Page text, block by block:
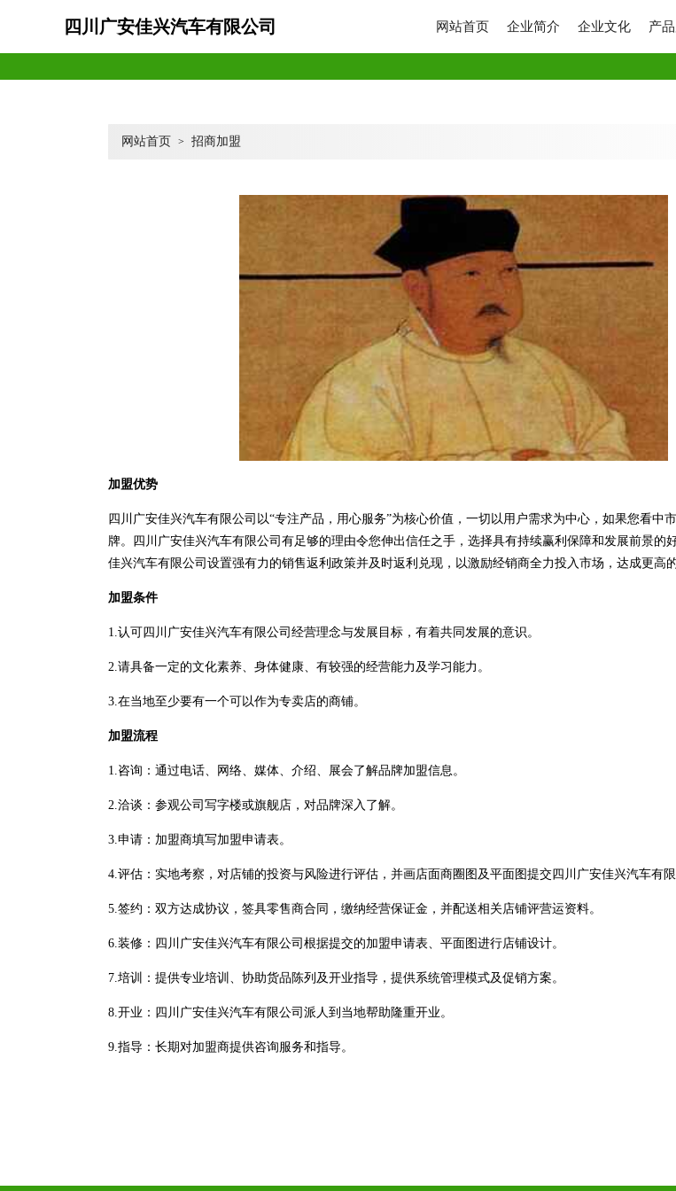
四川广安佳兴汽车有限公司 网站首页 企业简介 企业文化 产
网站首页 > 招商加盟
加盟优势
四川广安佳兴汽车有限公司以“专注产品，用心服务”为核心价值，一切以用户需求为中心，如果您看中
牌。四川广安佳兴汽车有限公司有足够的理由令您伸出信任之手，选择具有持续赢利保障和发展前景的
佳兴汽车有限公司设置强有力的销售返利政策并及时返利兑现，以激励经销商全力投入市场，达成更高的
加盟条件
1.认可四川广安佳兴汽车有限公司经营理念与发展目标，有着共同发展的意识。
2.请具备一定的文化素养、身体健康、有较强的经营能力及学习能力。
3.在当地至少要有一个可以作为专卖店的商铺。
加盟流程
1.咨询：通过电话、网络、媒体、介绍、展会了解品牌加盟信息。
2.洽谈：参观公司写字楼或旗舰店，对品牌深入了解。
3.申请：加盟商填写加盟申请表。
4.评估：实地考察，对店铺的投资与风险进行评估，并画店面商圈图及平面图提交四川广安佳兴汽车有限
5.签约：双方达成协议，签具零售商合同，缴纳经营保证金，并配送相关店铺评营运资料。
6.装修：四川广安佳兴汽车有限公司根据提交的加盟申请表、平面图进行店铺设计。
7.培训：提供专业培训、协助货品陈列及开业指导，提供系统管理模式及促销方案。
8.开业：四川广安佳兴汽车有限公司派人到当地帮助隆重开业。
9.指导：长期对加盟商提供咨询服务和指导。